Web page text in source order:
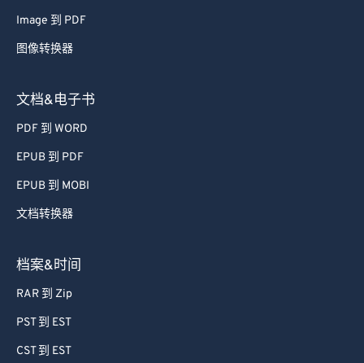
Image 到 PDF
图像转换器
文档&电子书
PDF 到 WORD
EPUB 到 PDF
EPUB 到 MOBI
文档转换器
档案&时间
RAR 到 Zip
PST 到 EST
CST 到 EST